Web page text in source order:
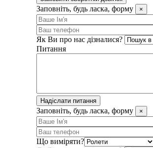
Заповніть, будь ласка, форму ×
Як Ви про нас дізналися?
Питання
Надіслати питання
Заповніть, будь ласка, форму ×
Що виміряти?